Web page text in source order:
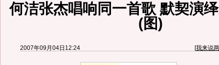
何洁张杰唱响同一首歌 默契演
(图)
2007年09月04日12:24 [我来说